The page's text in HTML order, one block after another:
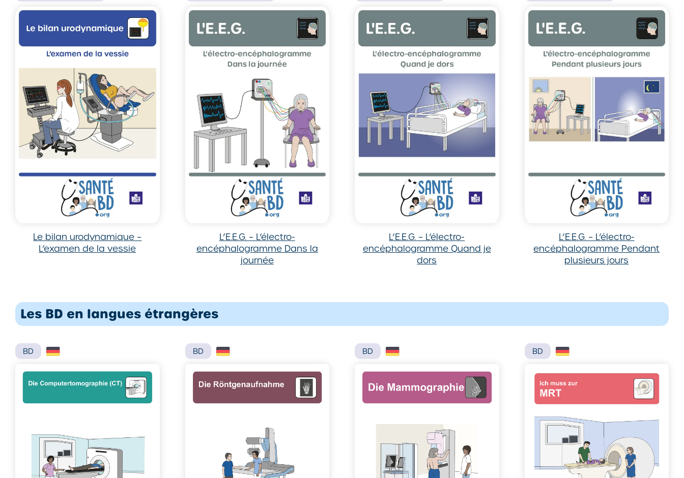
Le bilan urodynamique –
L’examen de la vessie
L’E.E.G. – L’électro-
encéphalogramme Dans la
journée
L’E.E.G. – L’électro-
encéphalogramme Quand je
dors
L’E.E.G. – L’électro-
encéphalogramme Pendant
plusieurs jours
Les BD en langues étrangères
BD BD BD BD